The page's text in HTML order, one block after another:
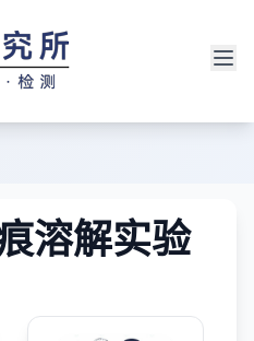
溶解实验